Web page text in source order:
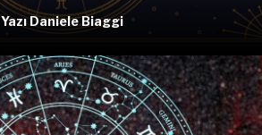
Yazı Daniele Biaggi